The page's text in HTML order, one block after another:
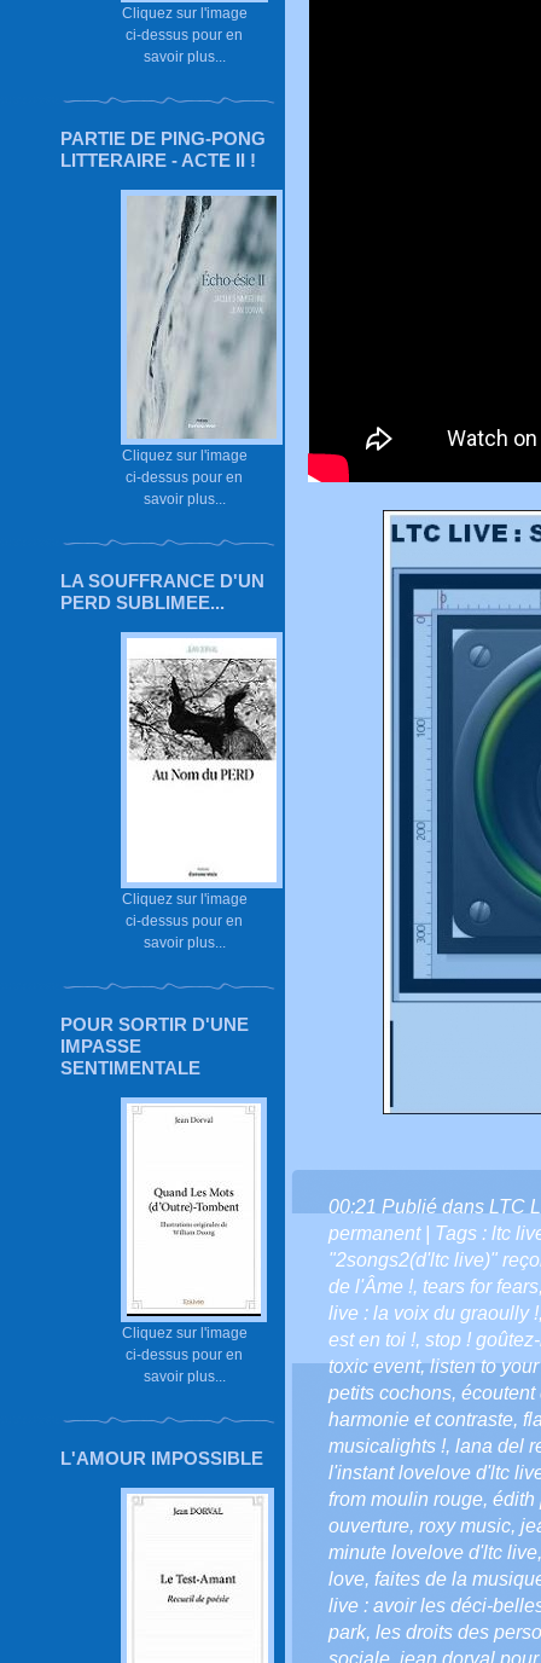
Cliquez sur l'image
ci-dessus pour en
savoir plus...
PARTIE DE PING-PONG
LITTERAIRE - ACTE II !
Cliquez sur l'image
ci-dessus pour en
savoir plus...
LA SOUFFRANCE D'UN
PERD SUBLIMEE...
Cliquez sur l'image
ci-dessus pour en
savoir plus...
POUR SORTIR D'UNE
IMPASSE
SENTIMENTALE
Cliquez sur l'image
ci-dessus pour en
savoir plus...
L'AMOUR IMPOSSIBLE
00:21 Publié dans LTC
permanent| Tags : ltc
"2songs2(d'ltc live)"
de l'Âme !, tears for fears
live : la voix du graoully !
est en toi !, stop !
toxic event,listen to
petits cochons, écoutent
harmonie et contraste,
musicalights !, lana del
l'instant lovelove d'ltc
from moulin rouge, édith
ouverture, roxy music,
minute lovelove d'ltc live
love, faites de la
live : avoir les déci-
park, les droits des
sociale jean dorval